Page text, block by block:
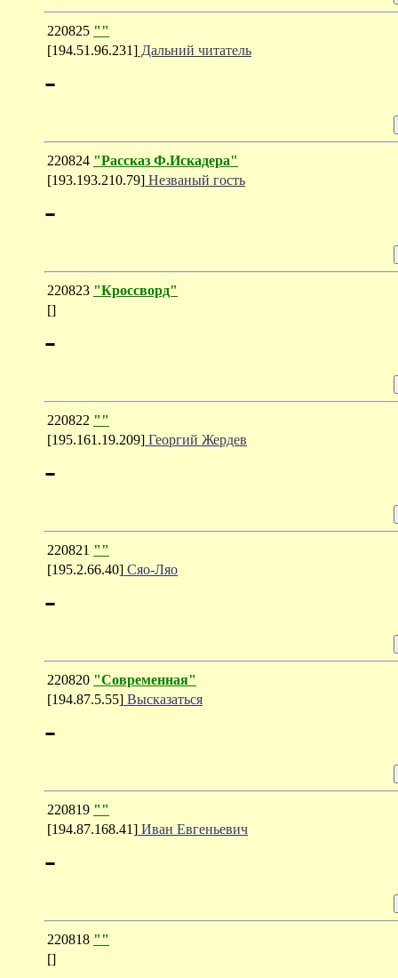
220825 ""
[194.51.96.231] Дальний читатель
-
220824 "Рассказ Ф.Искадера"
[193.193.210.79] Незваный гость
-
220823 "Кроссворд"
[]
-
220822 ""
[195.161.19.209] Георгий Жердев
-
220821 ""
[195.2.66.40] Сяо-Ляо
-
220820 "Современная"
[194.87.5.55] Высказаться
-
220819 ""
[194.87.168.41] Иван Евгеньевич
-
220818 ""
[]